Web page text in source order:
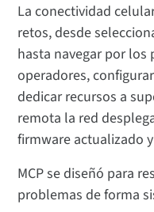
La conectividad
retos, desde
hasta navegar por los
operadores,
dedicar recursos a
remota la red
firmware actualizado
MCP se diseñó para
problemas de forma